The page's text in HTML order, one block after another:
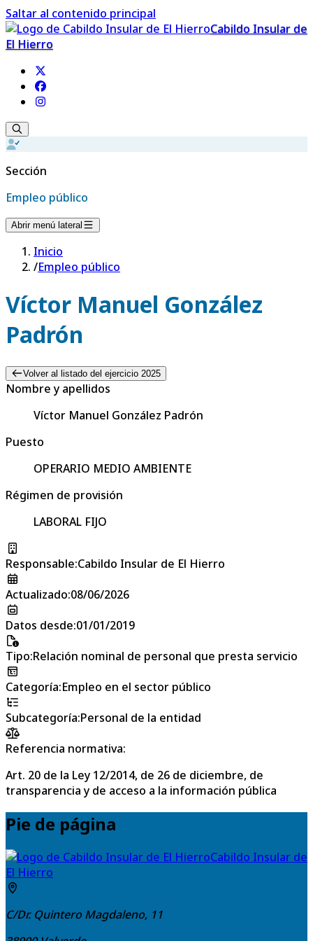
Saltar al contenido principal
Cabildo Insular de
El Hierro
Sección
Empleo público
Abrir menú lateral
Inicio
/Empleo público
Víctor Manuel González
Padrón
Volver al listado del ejercicio 2025
Nombre y apellidos
Víctor Manuel González Padrón
Puesto
OPERARIO MEDIO AMBIENTE
Régimen de provisión
LABORAL FIJO
Responsable:Cabildo Insular de El Hierro
Actualizado:08/06/2026
Datos desde:01/01/2019
Tipo:Relación nominal de personal que presta servicio
Categoría:Empleo en el sector público
Subcategoría:Personal de la entidad
Referencia normativa:
Art. 20 de la Ley 12/2014, de 26 de diciembre, de
transparencia y de acceso a la información pública
Pie de página
Cabildo Insular de
El Hierro
C/Dr. Quintero Magdaleno, 11